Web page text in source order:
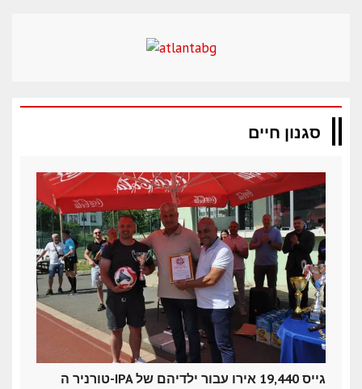
סגנון חיים
טורניר ה-IPA גייס 19,440 אירו עבור ילדיהם של